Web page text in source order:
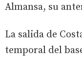
Almansa, su
La salida de
temporal del